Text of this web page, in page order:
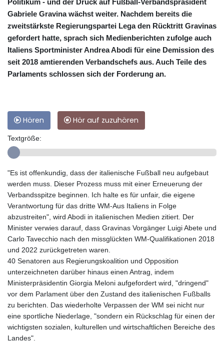
Politikum - und der Druck auf Fußball-Verbandspräsident
Gabriele Gravina wächst weiter. Nachdem bereits die
zweitstärkste Regierungspartei Lega den Rücktritt Gravinas
gefordert hatte, sprach sich Medienberichten zufolge auch
Italiens Sportminister Andrea Abodi für eine Demission des
seit 2018 amtierenden Verbandschefs aus. Auch Teile des
Parlaments schlossen sich der Forderung an.
Hören Hör auf zuzuhören
Textgröße:
"Es ist offenkundig, dass der italienische Fußball neu aufgebaut
werden muss. Dieser Prozess muss mit einer Erneuerung der
Verbandsspitze beginnen. Ich halte es für unfair, die eigene
Verantwortung für das dritte WM-Aus Italiens in Folge
abzustreiten", wird Abodi in italienischen Medien zitiert. Der
Minister verwies darauf, dass Gravinas Vorgänger Luigi Abete und
Carlo Tavecchio nach den missglückten WM-Qualifikationen 2018
und 2022 zurückgetreten waren.
40 Senatoren aus Regierungskoalition und Opposition
unterzeichneten darüber hinaus einen Antrag, indem
Ministerpräsidentin Giorgia Meloni aufgefordert wird, "dringend"
vor dem Parlament über den Zustand des italienischen Fußballs
zu berichten. Das wiederholte Verpassen der WM sei nicht nur
eine sportliche Niederlage, "sondern ein Rückschlag für einen der
wichtigsten sozialen, kulturellen und wirtschaftlichen Bereiche des
Landes".